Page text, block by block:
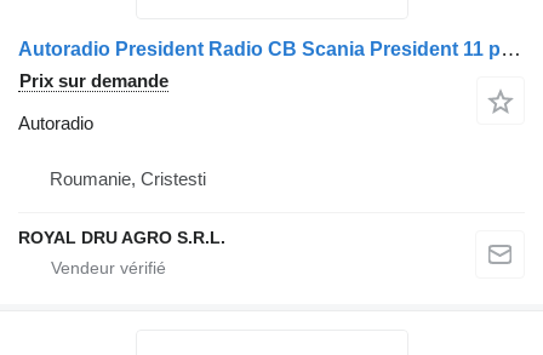
Autoradio President Radio CB Scania President 11 pour camion Truman
Prix sur demande
Autoradio
Roumanie, Cristesti
ROYAL DRU AGRO S.R.L.